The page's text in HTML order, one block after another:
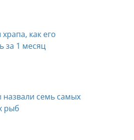
как его
за 1 месяц
назвали семь самых
рыб